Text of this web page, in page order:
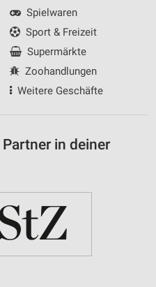
Spielwaren
Sport & Freizeit
Supermärkte
Zoohandlungen
Weitere Geschäfte
in deiner